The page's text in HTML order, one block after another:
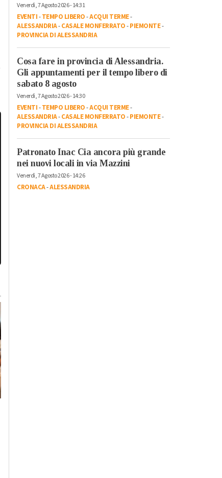
Venerdì, 7 Agosto 2026 - 14:31
EVENTI-TEMPO LIBERO-ACQUI TERME-
ALESSANDRIA-CASALE MONFERRATO-PIEMONTE-
PROVINCIA DI ALESSANDRIA
Cosa fare in provincia di Alessandria.
Gli appuntamenti per il tempo libero di
sabato 8 agosto
Venerdì, 7 Agosto 2026 - 14:30
EVENTI-TEMPO LIBERO-ACQUI TERME-
ALESSANDRIA-CASALE MONFERRATO-PIEMONTE-
PROVINCIA DI ALESSANDRIA
Patronato Inac Cia ancora più grande
nei nuovi locali in via Mazzini
Venerdì, 7 Agosto 2026 - 14:26
CRONACA-ALESSANDRIA